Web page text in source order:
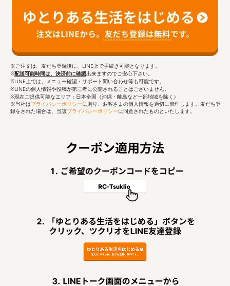
※ご注文は、友だち登録後に、LINE上で手続き可能となります。
※配送可能時間は、決済前に確認出来ますのでご安心下さい。
※LINE上では、メニュー確認・サポート問い合わせ等も可能です。
※LINEの個人情報や投稿が第三者に公開されることはございません。
※現在ご提供可能なエリア：日本全国（沖縄・離島など一部地域を除く）
※当社はプライバシーポリシーに則り、お客さまの個人情報を適切に管理します。友だち登
録をされた場合は、当該プライバシーポリシーに同意されたものといたします。